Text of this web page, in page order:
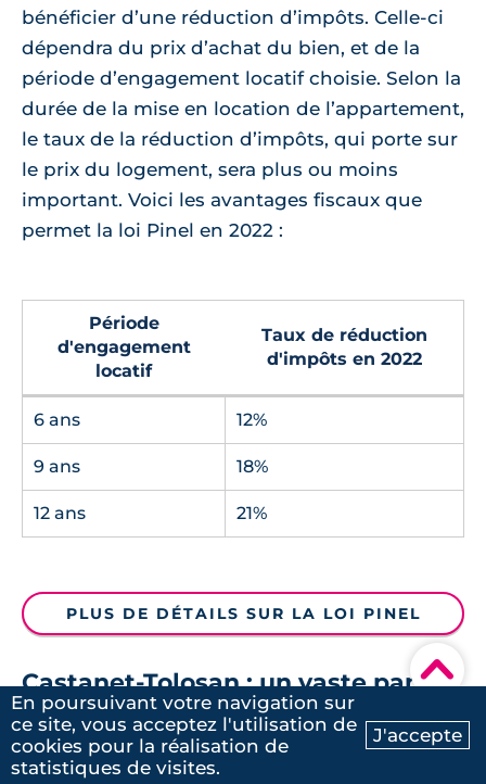
Ma recherche Contactez-nous
▾
bénéficier d’une réduction d’impôts. Celle-ci
dépendra du prix d’achat du bien, et de la
période d’engagement locatif choisie. Selon la
durée de la mise en location de l’appartement,
le taux de la réduction d’impôts, qui porte sur
le prix du logement, sera plus ou moins
important. Voici les avantages fiscaux que
permet la loi Pinel en 2022 :
Période
d'engagement
locatif
Taux de réduction
d'impôts en 2022
6 ans 12%
9 ans 18%
12 ans 21%
PLUS DE DÉTAILS SUR LA LOI PINEL
Castanet-Tolosan : un vaste panel
de programmes éligibles loi Pinel
Castanet-Tolosan a un avantage considérable
En poursuivant votre navigation sur
ce site, vous acceptez l'utilisation de
cookies pour la réalisation de
statistiques de visites.
J'accepte